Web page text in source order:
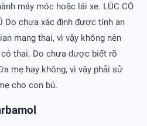
máy móc hoặc lái xe. LÚC CÓ
Do chưa xác định được tính an
mang thai, vì vậy không nên
thai. Do chưa được biết rõ
mẹ hay không, vì vậy phải sử
cho con bú.